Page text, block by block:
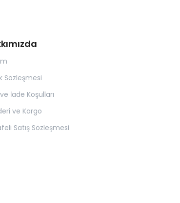
Sözleşmesi
İade Koşulları
ve Kargo
Satış Sözleşmesi